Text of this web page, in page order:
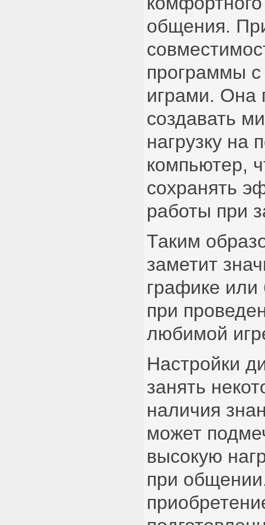
общения.
программы
играми. Она
создавать
нагрузку на
компьютер,
сохранять
работы при
Таким
заметит
графике или
при
любимой
Настройки
занять
наличия
может
высокую
при